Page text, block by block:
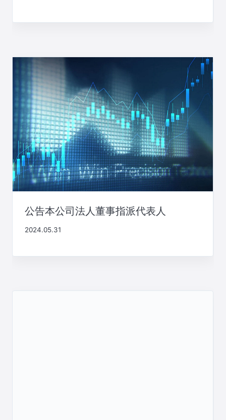
公告本公司法人董事指派代表人
2024.05.31